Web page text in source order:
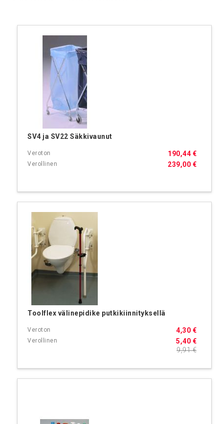
SV4 ja SV22 Säkkivaunut
239,00 €
190,44 €
Toolflex välinepidike putkikiinnityksellä
5,40 €
4,30 €
9,91 €